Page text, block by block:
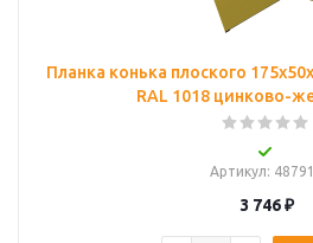
Планка конька плоского
RAL 1018 цинково-
Артикул:
3 746₽